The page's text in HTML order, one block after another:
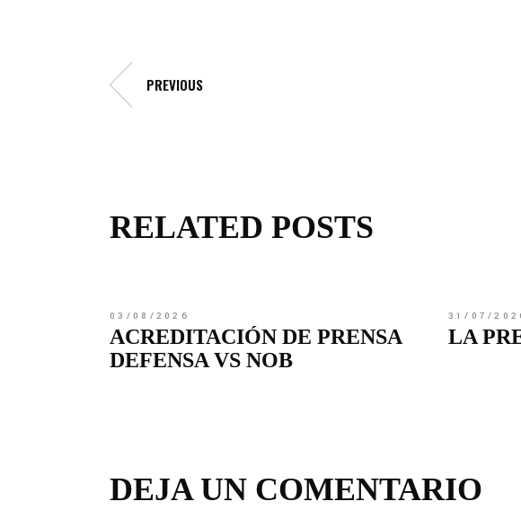
PREVIOUS
RELATED POSTS
03/08/2026
ACREDITACIÓN DE PRENSA
DEFENSA VS NOB
31/07/
LA
DEJA UN COMENTARIO